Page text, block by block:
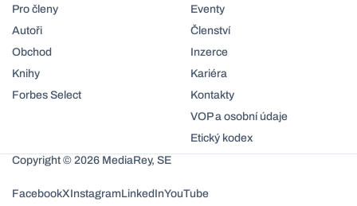
Pro členy
Autoři
Obchod
Knihy
Forbes Select
Eventy
Členství
Inzerce
Kariéra
Kontakty
VOP a osobní údaje
Etický kodex
Copyright © 2026 MediaRey, SE
FacebookXInstagramLinkedInYouTube